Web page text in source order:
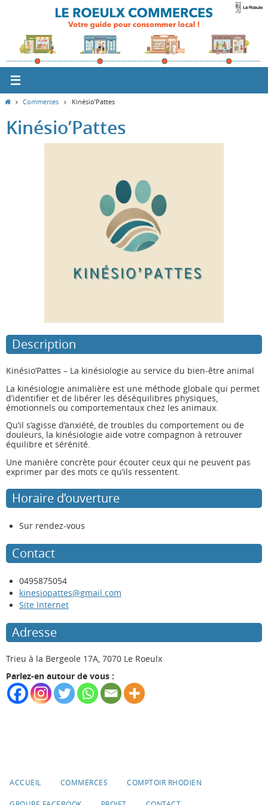
contenu
HomeCommerces Kinésio’Pattes
Kinésio’Pattes
Description
Kinésio’Pattes – La kinésiologie au service du bien-être animal
La kinésiologie animalière est une méthode globale qui permet
d’identifier et de libérer les déséquilibres physiques,
émotionnels ou comportementaux chez les animaux.
Qu’il s’agisse d’anxiété, de troubles du comportement ou de
douleurs, la kinésiologie aide votre compagnon à retrouver
équilibre et sérénité.
Une manière concrète pour écouter ceux qui ne peuvent pas
exprimer par des mots ce qu’ils ressentent.
Horaire d’ouverture
Sur rendez-vous
Contact
0495875054
kinesiopattes@gmail.com
Site Internet
Adresse
Trieu à la Bergeole 17A, 7070 Le Roeulx
Parlez-en autour de vous :
ACCUEIL COMMERCES COMPTOIR RHODIEN